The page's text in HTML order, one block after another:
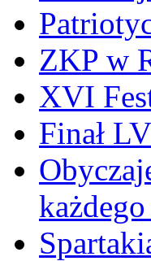
ZKP w
XVI
Finał